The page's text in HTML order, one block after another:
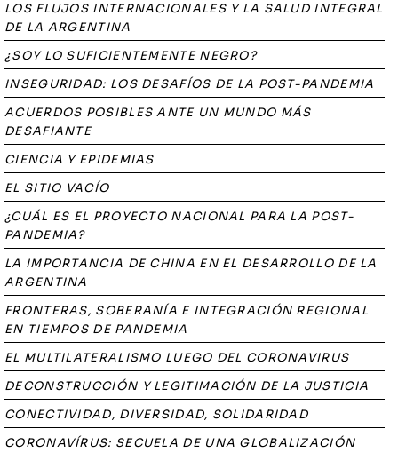
LOS FLUJOS INTERNACIONALES Y LA SALUD INTEGRAL
DE LA ARGENTINA
¿SOY LO SUFICIENTEMENTE NEGRO?
INSEGURIDAD: LOS DESAFÍOS DE LA POST-PANDEMIA
ACUERDOS POSIBLES ANTE UN MUNDO MÁS
DESAFIANTE
CIENCIA Y EPIDEMIAS
EL SITIO VACÍO
¿CUÁL ES EL PROYECTO NACIONAL PARA LA POST-
PANDEMIA?
LA IMPORTANCIA DE CHINA EN EL DESARROLLO DE LA
ARGENTINA
FRONTERAS, SOBERANÍA E INTEGRACIÓN REGIONAL
EN TIEMPOS DE PANDEMIA
EL MULTILATERALISMO LUEGO DEL CORONAVIRUS
DECONSTRUCCIÓN Y LEGITIMACIÓN DE LA JUSTICIA
CONECTIVIDAD, DIVERSIDAD, SOLIDARIDAD
CORONAVÍRUS: SECUELA DE UNA GLOBALIZACIÓN